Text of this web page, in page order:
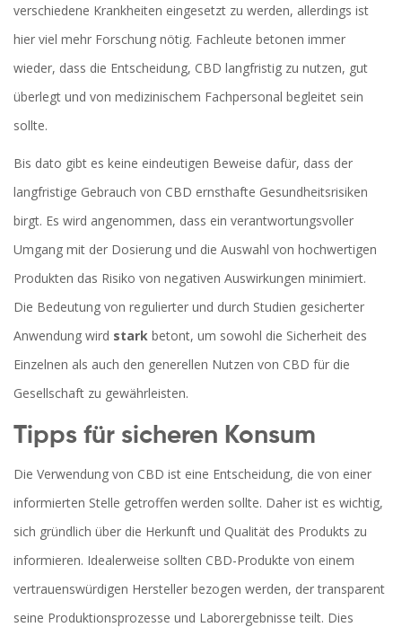
verschiedene Krankheiten eingesetzt zu werden, allerdings ist
hier viel mehr Forschung nötig. Fachleute betonen immer
wieder, dass die Entscheidung, CBD langfristig zu nutzen, gut
überlegt und von medizinischem Fachpersonal begleitet sein
sollte.
Bis dato gibt es keine eindeutigen Beweise dafür, dass der
langfristige Gebrauch von CBD ernsthafte Gesundheitsrisiken
birgt. Es wird angenommen, dass ein verantwortungsvoller
Umgang mit der Dosierung und die Auswahl von hochwertigen
Produkten das Risiko von negativen Auswirkungen minimiert.
Die Bedeutung von regulierter und durch Studien gesicherter
Anwendung wird stark betont, um sowohl die Sicherheit des
Einzelnen als auch den generellen Nutzen von CBD für die
Gesellschaft zu gewährleisten.
Tipps für sicheren Konsum
Die Verwendung von CBD ist eine Entscheidung, die von einer
informierten Stelle getroffen werden sollte. Daher ist es wichtig,
sich gründlich über die Herkunft und Qualität des Produkts zu
informieren. Idealerweise sollten CBD-Produkte von einem
vertrauenswürdigen Hersteller bezogen werden, der transparent
seine Produktionsprozesse und Laborergebnisse teilt. Dies